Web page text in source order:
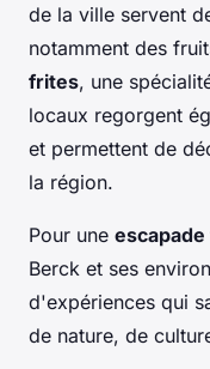
de la ville servent
notamment des
frites, une
locaux regorgent
et permettent de
la région.
Pour une
Berck et ses
d'expériences qui
de nature, de